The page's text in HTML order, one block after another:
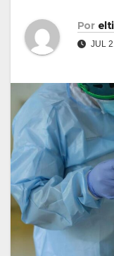
Por
JUL